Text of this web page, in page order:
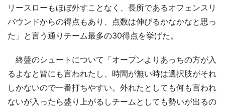
リースローもほぼ外すことなく、長所であるオフェンスリ
バウンドからの得点もあり、点数は伸びるかなかなと思っ
た」と言う通りチーム最多の30得点を挙げた。
終盤のシュートについて「オープンよりあっちの方が入
るよなと皆にも言われたし、時間が無い時は選択肢がそれ
しかないので一番打ちやすい。外れたとしても何も言われ
ないが入ったら盛り上がるしチームとしても勢いが出るの